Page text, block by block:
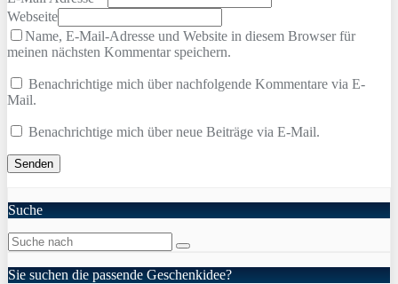
Webseite
Name, E-Mail-Adresse und Website in diesem Browser für
meinen nächsten Kommentar speichern.
Benachrichtige mich über nachfolgende Kommentare via E-
Mail.
Benachrichtige mich über neue Beiträge via E-Mail.
Suche
Sie suchen die passende Geschenkidee?